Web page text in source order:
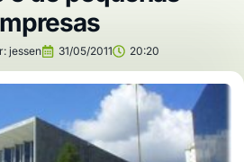
jessen 31/05/2011 20:20